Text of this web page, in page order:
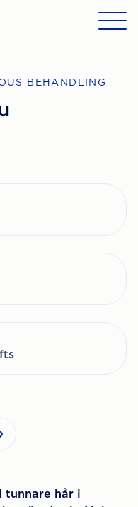
BEHANDLING
tunnare hår i